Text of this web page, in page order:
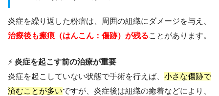
炎症を繰り返した粉瘤は、周囲の組織にダメージを与え、
治療後も瘢痕（はんこん：傷跡）が残ることがあります。
⚡ 炎症を起こす前の治療が重要
炎症を起こしていない状態で手術を行えば、 小さな傷跡で
済むことが多いですが、炎症後は組織の癒着などにより、